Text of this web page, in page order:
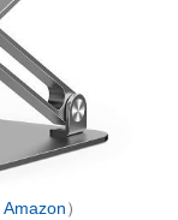
Amazon）